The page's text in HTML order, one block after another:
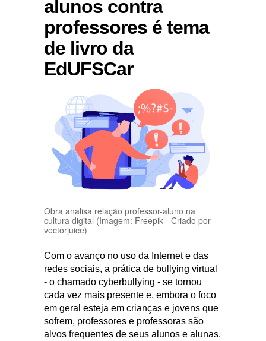
alunos contra
professores é tema
de livro da
EdUFSCar
Obra analisa relação professor-aluno na
cultura digital (Imagem: Freepik - Criado por
vectorjuice)
Com o avanço no uso da Internet e das
redes sociais, a prática de bullying virtual
- o chamado cyberbullying - se tornou
cada vez mais presente e, embora o foco
em geral esteja em crianças e jovens que
sofrem, professores e professoras são
alvos frequentes de seus alunos e alunas.